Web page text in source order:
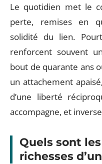
Le quotidien met le
perte, remises en
solidité du lien.
renforcent souvent
bout de quarante ans
un attachement
d’une liberté
accompagne, et
Quels sont
richesses